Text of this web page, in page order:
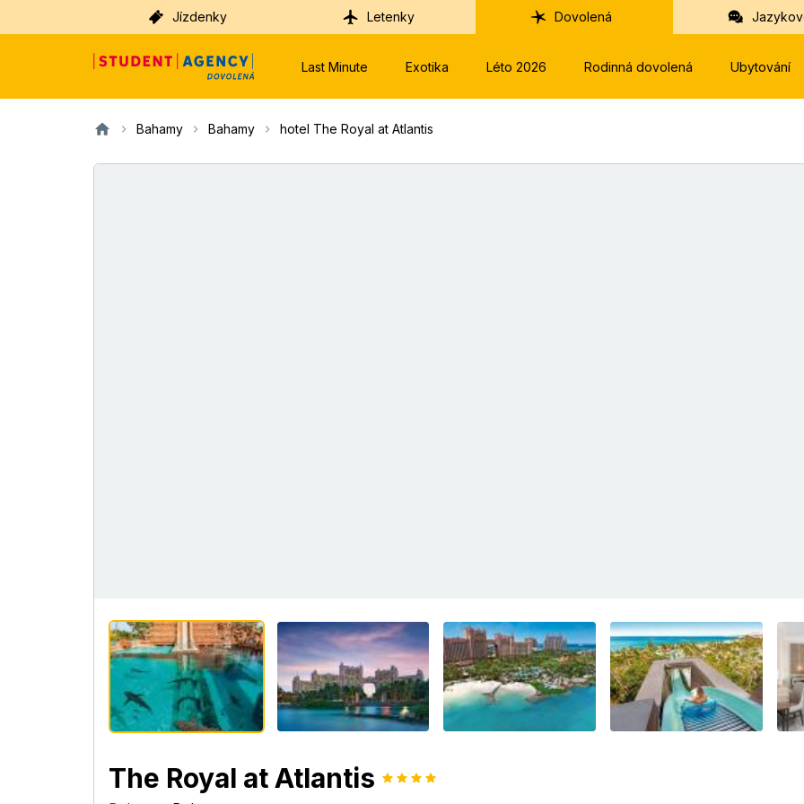
Jízdenky Letenky Dovolená
Last Minute Exotika Léto 2026 Rodinná dovolená Ubytování
Bahamy Bahamy hotel The Royal at Atlantis
The Royal at Atlantis